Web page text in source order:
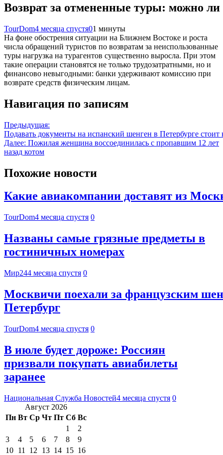
Возврат за отмененные туры: можно ли
TourDom4 месяца спустя01 минуты
На фоне обострения ситуации на Ближнем Востоке и роста
числа обращений туристов по возвратам за неиспользованные
туры нагрузка на турагентов существенно выросла. При этом
такие операции становятся не только трудозатратными, но и
финансово невыгодными: банки удерживают комиссию при
возврате средств физическим лицам.
Навигация по записям
Предыдущая:
Подавать документы на испанский шенген в Петербурге
Далее: Пожилая женщина воссоединилась с пропавшим 12 лет
назад котом
Похожие новости
Какие авиакомпании доставят из
TourDom4 месяца спустя 0
Названы самые грязные предметы в
гостиничных номерах
Мир244 месяца спустя 0
Москвичи поехали за французским
Петербург
TourDom4 месяца спустя 0
В июле будет дороже: Россиян
призвали покупать авиабилеты
заранее
Национальная Служба Новостей4 месяца спустя 0
Август 2026
Пн Вт Ср Чт Пт Сб Вс
1
2
3
4 5 6 7 8
9
10 11 12 13 14 15 16